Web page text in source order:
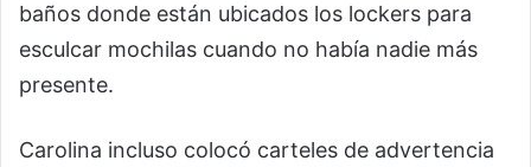
baños donde están ubicados los lockers para
esculcar mochilas cuando no había nadie más
presente.
Carolina incluso colocó carteles de advertencia